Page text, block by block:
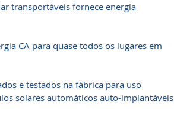
transportáveis ​​fornece energia
CA para quase todos os lugares em
e testados na fábrica para uso
solares automáticos auto-implantáveis